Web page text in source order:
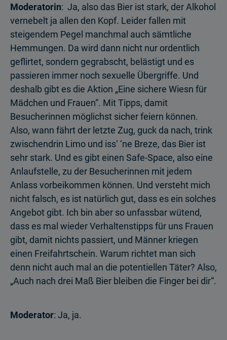
Moderatorin: Ja, also das Bier ist stark, der Alkohol
vernebelt ja allen den Kopf. Leider fallen mit
steigendem Pegel manchmal auch sämtliche
Hemmungen. Da wird dann nicht nur ordentlich
geflirtet, sondern gegrabscht, belästigt und es
passieren immer noch sexuelle Übergriffe. Und
deshalb gibt es die Aktion „Eine sichere Wiesn für
Mädchen und Frauen“. Mit Tipps, damit
Besucherinnen möglichst sicher feiern können.
Also, wann fährt der letzte Zug, guck da nach, trink
zwischendrin Limo und iss‘ ‘ne Breze, das Bier ist
sehr stark. Und es gibt einen Safe-Space, also eine
Anlaufstelle, zu der Besucherinnen mit jedem
Anlass vorbeikommen können. Und versteht mich
nicht falsch, es ist natürlich gut, dass es ein solches
Angebot gibt. Ich bin aber so unfassbar wütend,
dass es mal wieder Verhaltenstipps für uns Frauen
gibt, damit nichts passiert, und Männer kriegen
einen Freifahrtschein. Warum richtet man sich
denn nicht auch mal an die potentiellen Täter? Also,
„Auch nach drei Maß Bier bleiben die Finger bei dir“.
Moderator: Ja, ja.